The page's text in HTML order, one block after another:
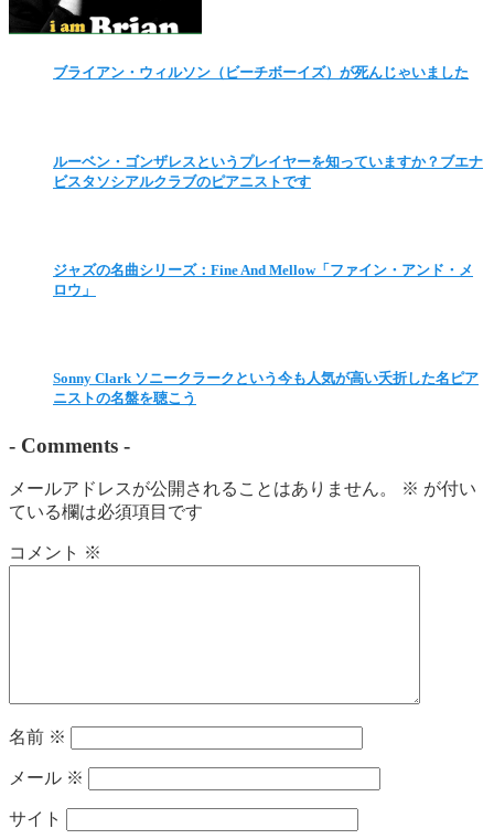
ブライアン・ウィルソン（ビーチボーイズ）が死んじゃいました
ルーベン・ゴンザレスというプレイヤーを知っていますか？ブエナ
ビスタソシアルクラブのピアニストです
ジャズの名曲シリーズ：Fine And Mellow「ファイン・アンド・メ
ロウ」
Sonny Clark ソニークラークという今も人気が高い夭折した名ピア
ニストの名盤を聴こう
- Comments -
メールアドレスが公開されることはありません。 ※ が付い
ている欄は必須項目です
コメント ※
名前 ※
メール ※
サイト